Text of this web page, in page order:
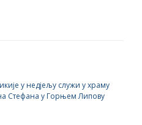
у недјељу служи у храму
Стефана у Горњем Липову